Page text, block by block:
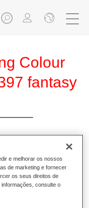
Colour
fantasy
397 Dourado
sistemas
e Permahyd Base
e melhorar os nossos
de marketing e fornecer
os seus direitos de
consulte o